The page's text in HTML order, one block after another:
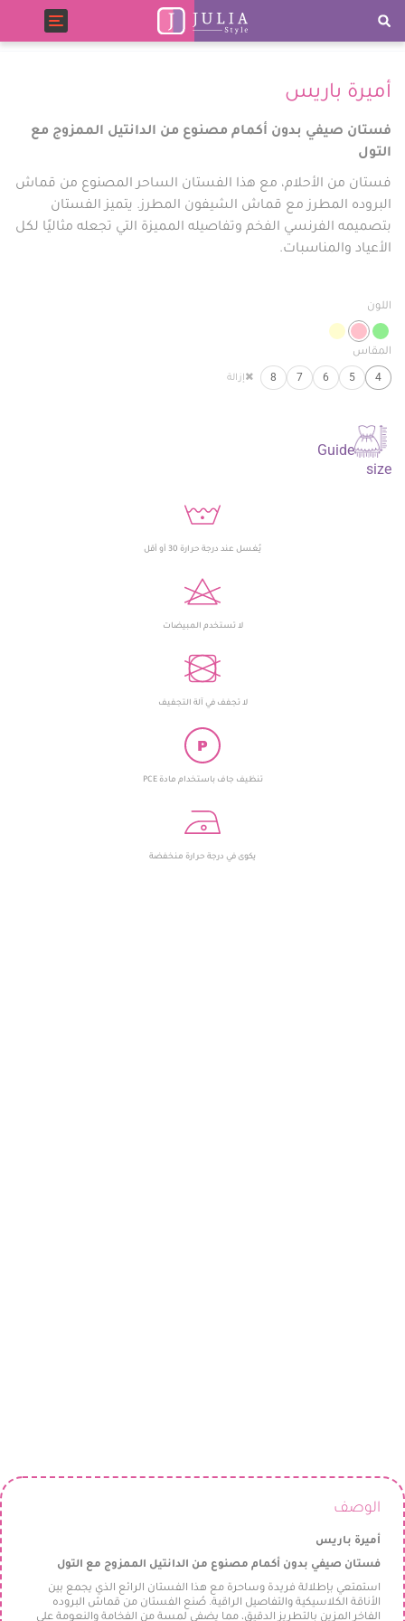
Toggle
navigation
أميرة باريس
فستان صيفي بدون أكمام مصنوع من الدانتيل الممزوج مع
التول
فستان من الأحلام، مع هذا الفستان الساحر المصنوع من قماش
البروده المطرز مع قماش الشيفون المطرز. يتميز الفستان
بتصميمه الفرنسي الفخم وتفاصيله المميزة التي تجعله مثاليًا لكل
الأعياد والمناسبات.
اللون
المقاس
4
5
6
7
8 إزالة
Guide
size
يُغسل عند درجة حرارة 30 أو أقل
لا تستخدم المبيضات
لا تجفف في آلة التجفيف
تنظيف جاف باستخدام مادة PCE
يكوى في درجة حرارة منخفضة
الوصف
أميرة باريس
فستان صيفي بدون أكمام مصنوع من الدانتيل الممزوج مع التول
استمتعي بإطلالة فريدة وساحرة مع هذا الفستان الرائع الذي يجمع بين
الأناقة الكلاسيكية والتفاصيل الراقية. صُنع الفستان من قماش البروده
الفاخر المزين بالتطريز الدقيق، مما يضفي لمسة من الفخامة والنعومة على